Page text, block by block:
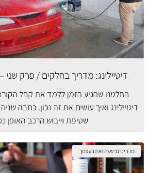
דיטיילינג: מדריך בחלקים / פרק שני
החלטנו שהגיע הזמן ללמד את קהל
דיטיילינג ואיך עושים את זה נכון. כתבה
שטיפת וייבוש הרכב האופן
מדריכים: עשה זאת בעצמך